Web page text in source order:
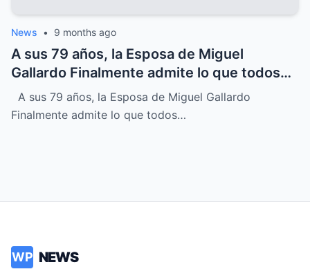
News • 9 months ago
A sus 79 años, la Esposa de Miguel
Gallardo Finalmente admite lo que todos
sospechábamos
A sus 79 años, la Esposa de Miguel Gallardo
Finalmente admite lo que todos…
WP NEWS